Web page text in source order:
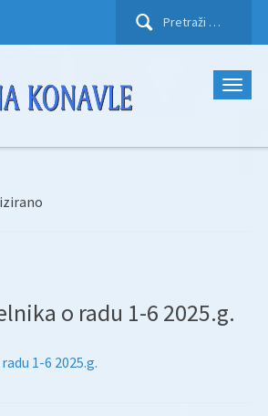
Pretraži:
o radu 1-6 2025.g.
1-6 2025.g.